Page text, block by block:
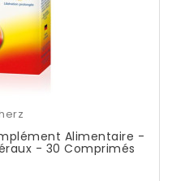
Alimentaire -
- 30 Comprimés